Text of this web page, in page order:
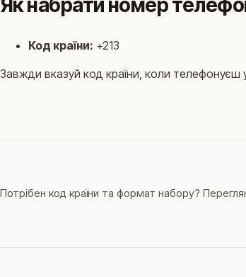
Як набрати номер
Код країни: +213
Завжди вказуй код країни, коли
Потрібен код країни та формат набору?